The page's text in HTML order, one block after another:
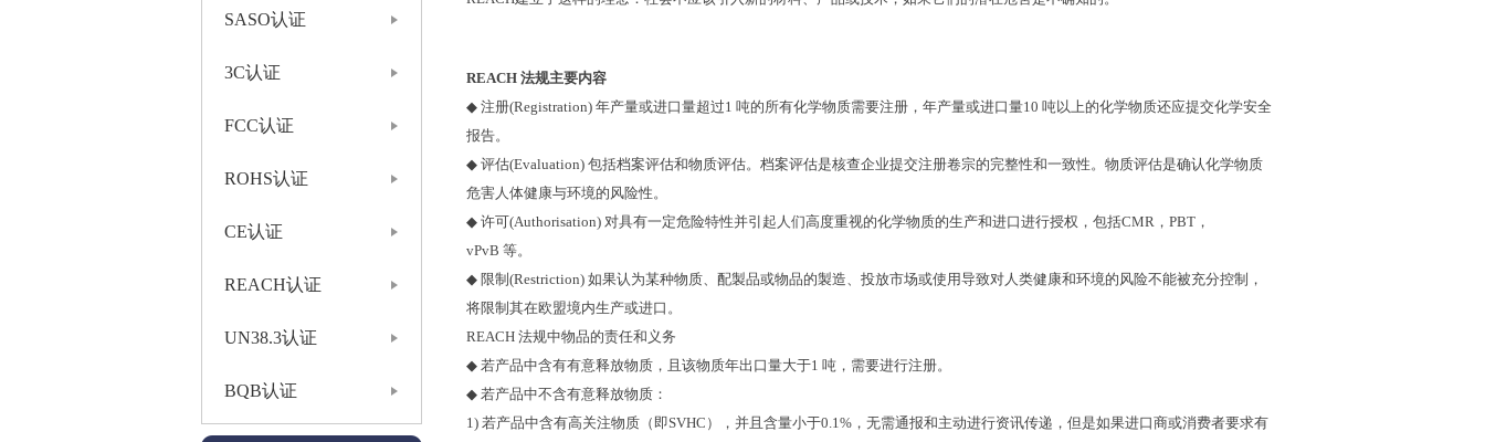
SASO认证
3C认证
FCC认证
ROHS认证
CE认证
REACH认证
UN38.3认证
BQB认证
REACH 法规主要内容
◆ 注册(Registration) 年产量或进口量超过1 吨的所有化学物质需要注册，年产量或进口量10 吨以上的化学物质还应提交化学安全
报告。
◆ 评估(Evaluation) 包括档案评估和物质评估。档案评估是核查企业提交注册卷宗的完整性和一致性。物质评估是确认化学物质
危害人体健康与环境的风险性。
◆ 许可(Authorisation) 对具有一定危险特性并引起人们高度重视的化学物质的生产和进口进行授权，包括CMR ， PBT ，
vPvB 等。
◆ 限制 (Restriction) 如果认为某种物质、配製品或物品的製造、投放市场或使用导致对人类健康和环境的风险不能被充分控制，
将限制其在欧盟境内生产或进口。
REACH 法规中物品的责任和义务
◆ 若产品中含有有意释放物质，且该物质年出口量大于1 吨，需要进行注册。
◆ 若产品中不含有意释放物质：
1) 若产品中含有高关注物质（即SVHC ），并且含量小于0.1% ，无需通报和主动进行资讯传递，但是如果进口商或消费者要求有